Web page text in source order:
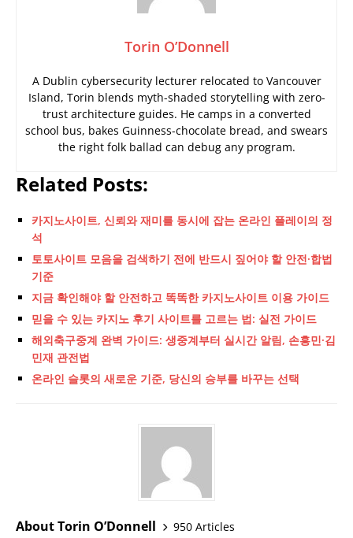
Torin O’Donnell
A Dublin cybersecurity lecturer relocated to Vancouver
Island, Torin blends myth-shaded storytelling with zero-
trust architecture guides. He camps in a converted
school bus, bakes Guinness-chocolate bread, and swears
the right folk ballad can debug any program.
Related Posts:
카지노사이트, 신뢰와 재미를 동시에 잡는 온라인 플레이의 정
석
토토사이트 모음을 검색하기 전에 반드시 짚어야 할 안전·합법
기준
지금 확인해야 할 안전하고 똑똑한 카지노사이트 이용 가이드
믿을 수 있는 카지노 후기 사이트를 고르는 법: 실전 가이드
해외축구중계 완벽 가이드: 생중계부터 실시간 알림, 손흥민·김
민재 관전법
온라인 슬롯의 새로운 기준, 당신의 승부를 바꾸는 선택
About Torin O’Donnell
950 Articles